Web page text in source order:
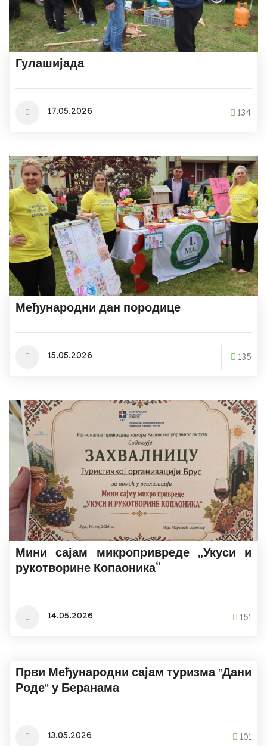
Гулашијада
17.05.2026 134
Међународни дан породице
15.05.2026 135
Мини сајам микропривреде „Укуси и
рукотворине Копаоника“
14.05.2026 151
Први Међународни сајам туризма "Дани
Роде" у Беранама
13.05.2026 101